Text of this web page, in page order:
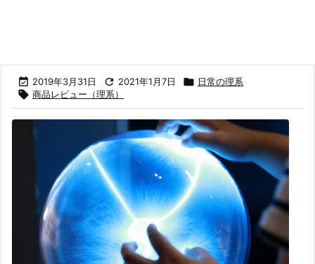
 2019年3月31日  2021年1月7日  日常の理系
 商品レビュー（理系）